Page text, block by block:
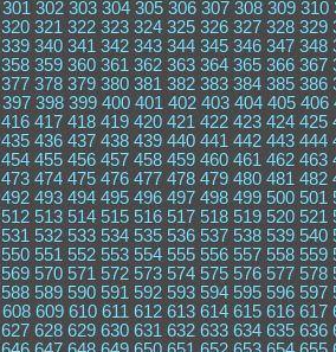
301 302 303 304 305 306 307 308 309 310
320 321 322 323 324 325 326 327 328 329
339 340 341 342 343 344 345 346 347 348
358 359 360 361 362 363 364 365 366 367
377 378 379 380 381 382 383 384 385 386
397 398 399 400 401 402 403 404 405 406
416 417 418 419 420 421 422 423 424 425
435 436 437 438 439 440 441 442 443 444
454 455 456 457 458 459 460 461 462 463
473 474 475 476 477 478 479 480 481 482
492 493 494 495 496 497 498 499 500 501
512 513 514 515 516 517 518 519 520 521
531 532 533 534 535 536 537 538 539 540
550 551 552 553 554 555 556 557 558 559
569 570 571 572 573 574 575 576 577 578
588 589 590 591 592 593 594 595 596 597
608 609 610 611 612 613 614 615 616 617
627 628 629 630 631 632 633 634 635 636